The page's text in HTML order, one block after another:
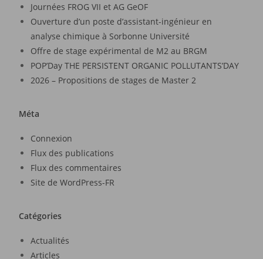
Journées FROG VII et AG GeOF
Ouverture d’un poste d’assistant-ingénieur en
analyse chimique à Sorbonne Université
Offre de stage expérimental de M2 au BRGM
POP’Day THE PERSISTENT ORGANIC POLLUTANTS’DAY
2026 – Propositions de stages de Master 2
Méta
Connexion
Flux des publications
Flux des commentaires
Site de WordPress-FR
Catégories
Actualités
Articles